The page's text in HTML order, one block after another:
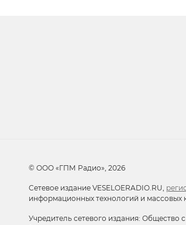
© ООО «ГПМ Радио», 2026
Сетевое издание VESELOERADIO.RU,
информационных технологий и
Учредитель сетевого издания: Общество